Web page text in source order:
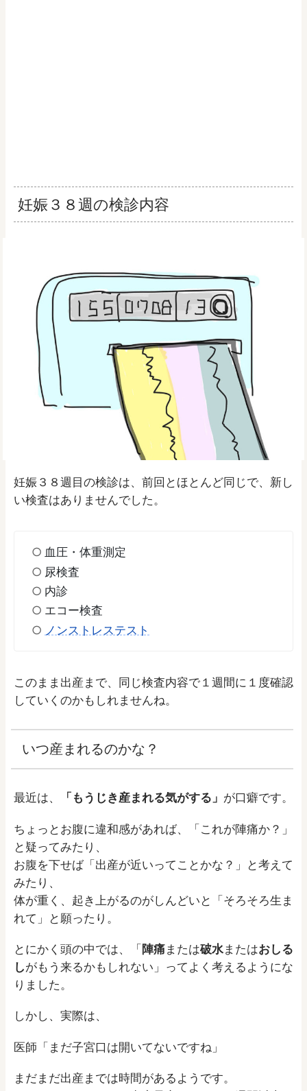
妊娠３８週の検診内容
妊娠３８週目の検診は、前回とほとんど同じで、新し
い検査はありませんでした。
血圧・体重測定
尿検査
内診
エコー検査
ノンストレステスト
このまま出産まで、同じ検査内容で１週間に１度確認
していくのかもしれませんね。
いつ産まれるのかな？
最近は、 「もうじき産まれる気がする」 が口癖です。
ちょっとお腹に違和感があれば、「これが陣痛か？」
と疑ってみたり、
お腹を下せば「出産が近いってことかな？」と考えて
みたり、
体が重く、起き上がるのがしんどいと「そろそろ生ま
れて」と願ったり。
とにかく頭の中では、「 陣痛または破水またはおしる
しがもう来るかもしれない」ってよく考えるようにな
りました。
しかし、実際は、
医師「まだ子宮口は開いてないですね」
まだまだ出産までは時間があるようです。